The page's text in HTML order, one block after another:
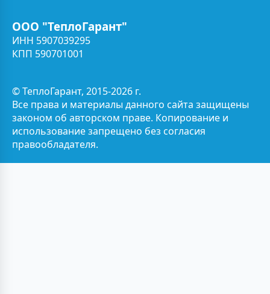
ООО "ТеплоГарант"
ИНН 5907039295
КПП 590701001
© ТеплоГарант, 2015-2026 г.
Все права и материалы данного сайта защищены
законом об авторском праве. Копирование и
использование запрещено без согласия
правообладателя.